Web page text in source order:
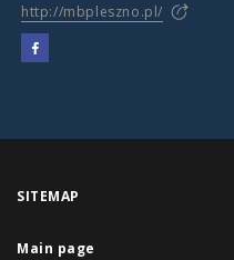
http://mbpleszno.pl/
SITEMAP
Main page